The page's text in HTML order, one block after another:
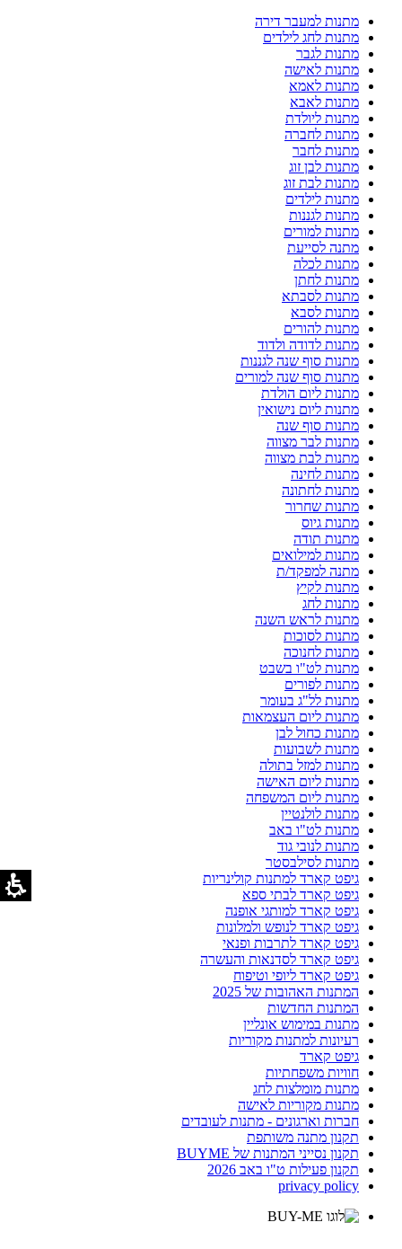
מתנות למעבר דירה
מתנות לחג לילדים
מתנות לגבר
מתנות לאישה
מתנות לאמא
מתנות לאבא
מתנות ליולדת
מתנות לחברה
מתנות לחבר
מתנות לבן זוג
מתנות לבת זוג
מתנות לילדים
מתנות לגננות
מתנות למורים
מתנה לסייעת
מתנות לכלה
מתנות לחתן
מתנות לסבתא
מתנות לסבא
מתנות להורים
מתנות לדודה ולדוד
מתנות סוף שנה לגננות
מתנות סוף שנה למורים
מתנות ליום הולדת
מתנות ליום נישואין
מתנות סוף שנה
מתנות לבר מצווה
מתנות לבת מצווה
מתנות לחינה
מתנות לחתונה
מתנות שחרור
מתנות גיוס
מתנות תודה
מתנות למילואים
מתנה למפקד/ת
מתנות לקיץ
מתנות לחג
מתנות לראש השנה
מתנות לסוכות
מתנות לחנוכה
מתנות לט"ו בשבט
מתנות לפורים
מתנות לל"ג בעומר
מתנות ליום העצמאות
מתנות כחול לבן
מתנות לשבועות
מתנות למזל בתולה
מתנות ליום האישה
מתנות ליום המשפחה
מתנות לולנטיין
מתנות לט"ו באב
מתנות לנובי גוד
מתנות לסילבסטר
גיפט קארד למתנות קולינריות
גיפט קארד לבתי ספא
גיפט קארד למותגי אופנה
גיפט קארד לנופש ולמלונות
גיפט קארד לתרבות ופנאי
גיפט קארד לסדנאות והעשרה
גיפט קארד ליופי וטיפוח
המתנות האהובות של 2025
המתנות החדשות
מתנות במימוש אונליין
רעיונות למתנות מקוריות
גיפט קארד
חוויות משפחתיות
מתנות מומלצות לחג
מתנות מקוריות לאישה
חברות וארגונים - מתנות לעובדים
תקנון מתנה משותפת
תקנון נסייני המתנות של BUYME
תקנון פעילות ט"ו באב 2026
privacy policy